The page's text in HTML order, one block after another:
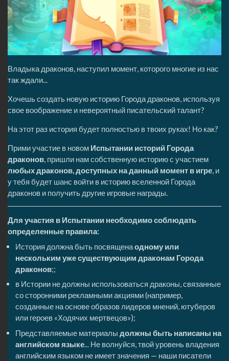
Владыка драконов, наступил момент, которого многие из нас
так ждали...
Хочешь создать новую историю Города драконов, используя
свое воображение и невероятный писательский талант?
На этот раз история будет полностью в твоих руках! Но как?
Прими участие в новом Испытании историй Города
драконов, пришли нам собственную историю с участием
любых драконов, доступных на данный момент в игре, и
у тебя будет шанс войти в историю вселенной Города
драконов и получить другие игровые награды.
Для участия в Испытании необходимо соблюдать
определенные правила:
История должна быть посвященаодному или
нескольким уже существующим драконам Города
драконов;;
в Истории не должны использоваться драконы, связанные
со сторонними рекламными акциями (например,
созданные на основе образов лидеров мнений, ютуберов
или героев «Ходячих мертвецов»);
Представляемые материалы должны быть написаны на
английском языке... Не волнуйся, твой уровень владения
английским языком не имеет значения — наши писатели